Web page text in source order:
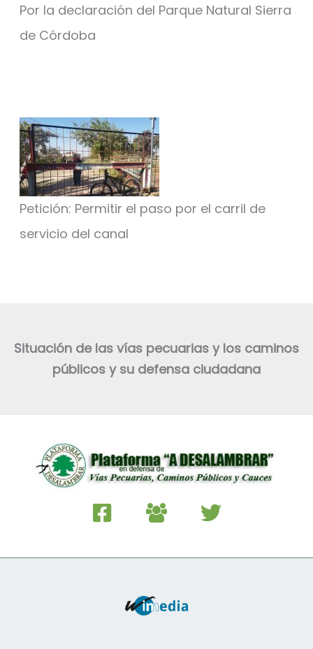
Por la declaración del Parque Natural Sierra
de Córdoba
Petición: Permitir el paso por el carril de
servicio del canal
Situación de las vías pecuarias y los caminos
públicos y su defensa ciudadana